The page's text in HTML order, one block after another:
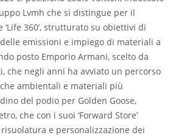
Lvmh che si distingue per il
360’, strutturato su obiettivi di
emissioni e impiego di materiali a
posto Emporio Armani, scelto da
che negli anni ha avviato un percorso
ambientali e materiali più
del podio per Golden Goose,
che con i suoi ‘Forward Store’
e personalizzazione dei